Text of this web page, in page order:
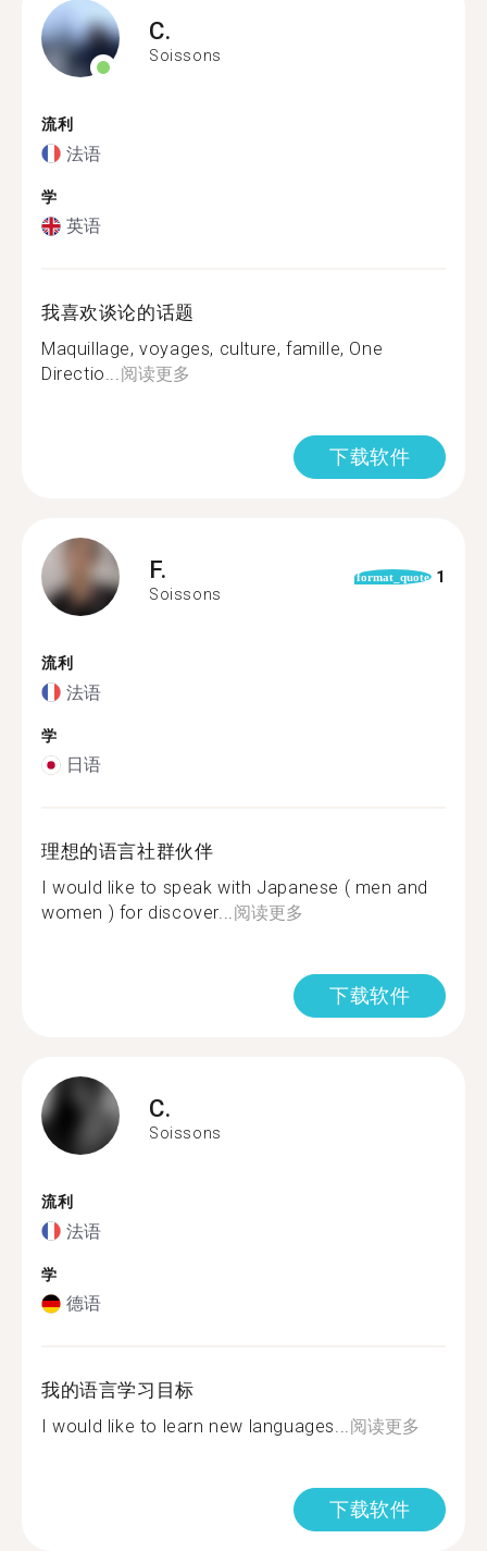
C.
Soissons
流利
法语
学
英语
我喜欢谈论的话题
Maquillage, voyages, culture, famille, One
Directio...阅读更多
下载软件
F.
Soissons
format_quote 1
流利
法语
学
日语
理想的语言社群伙伴
I would like to speak with Japanese ( men and
women ) for discover...阅读更多
下载软件
C.
Soissons
流利
法语
学
德语
我的语言学习目标
I would like to learn new languages...阅读更多
下载软件